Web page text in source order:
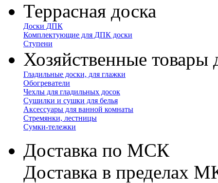
Террасная доска
Доски ДПК
Комплектующие для ДПК доски
Ступени
Хозяйственные товары
Гладильные доски, для глажки
Обогреватели
Чехлы для гладильных досок
Сушилки и сушки для белья
Аксессуары для ванной комнаты
Стремянки, лестницы
Сумки-тележки
Доставка по МСК
Доставка в пределах